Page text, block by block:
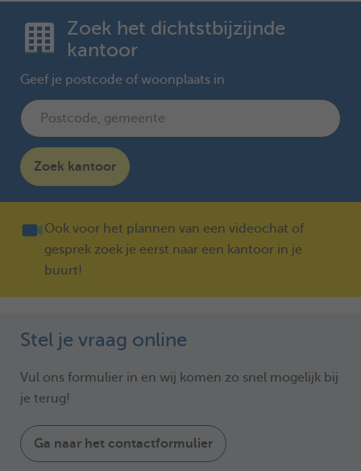
Zoek het dichtstbijzijnde
kantoor
Geef je postcode of woonplaats in
Zoek kantoor
Ook voor het plannen van een videochat of
gesprek zoek je eerst naar een kantoor in je
buurt!
Stel je vraag online
Vul ons formulier in en wij komen zo snel mogelijk bij
je terug!
Ga naar het contactformulier